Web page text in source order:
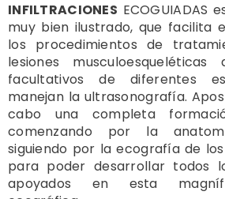
INFILTRACIONES ECOGUIADAS
muy bien ilustrado, que facilita
los procedimientos de
lesiones
facultativos de diferentes
manejan la ultrasonografía.
cabo una completa
comenzando por la
siguiendo por la ecografía de
para poder desarrollar todos
apoyados en esta